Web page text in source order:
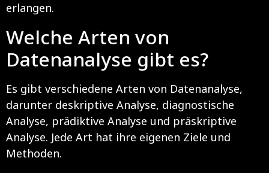
erlangen.
Welche Arten von
Datenanalyse gibt es?
Es gibt verschiedene Arten von Datenanalyse,
darunter deskriptive Analyse, diagnostische
Analyse, prädiktive Analyse und präskriptive
Analyse. Jede Art hat ihre eigenen Ziele und
Methoden.